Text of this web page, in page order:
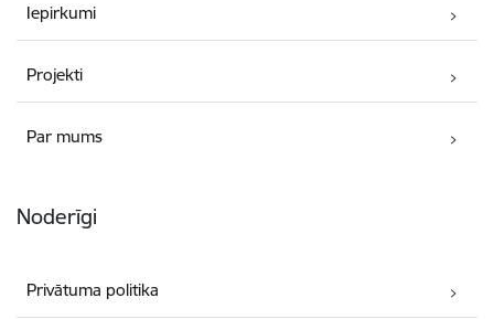
Iepirkumi
Projekti
Par mums
Noderīgi
Privātuma politika